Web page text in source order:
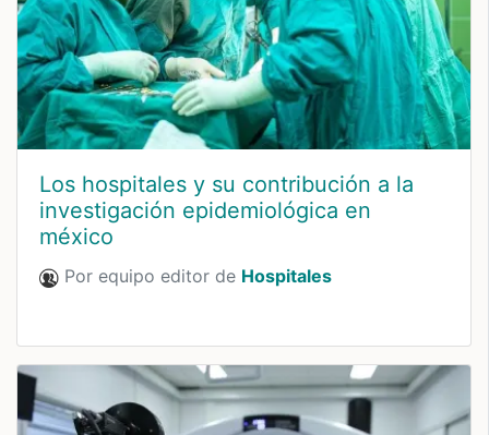
Los hospitales y su contribución a la
investigación epidemiológica en
méxico
Por equipo editor de Hospitales